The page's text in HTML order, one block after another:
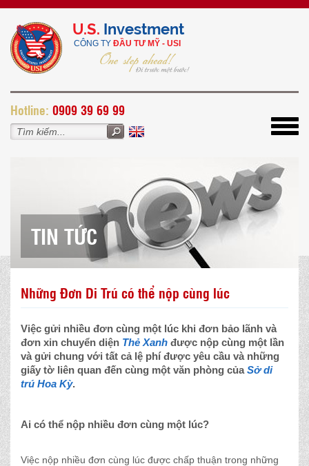
U.S. Investment
CÔNG TY ĐẦU TƯ MỸ - USI
Hotline: 0909 39 69 99
TIN TỨC
Những Đơn Di Trú có thể nộp cùng lúc
Việc gửi nhiều đơn cùng một lúc khi đơn bảo lãnh và
đơn xin chuyển diện Thẻ Xanh được nộp cùng một lần
và gửi chung với tất cả lệ phí được yêu cầu và những
giấy tờ liên quan đến cùng một văn phòng củaSở di
trú Hoa Kỳ.
Ai có thể nộp nhiều đơn cùng một lúc?
Việc nộp nhiều đơn cùng lúc được chấp thuận trong những